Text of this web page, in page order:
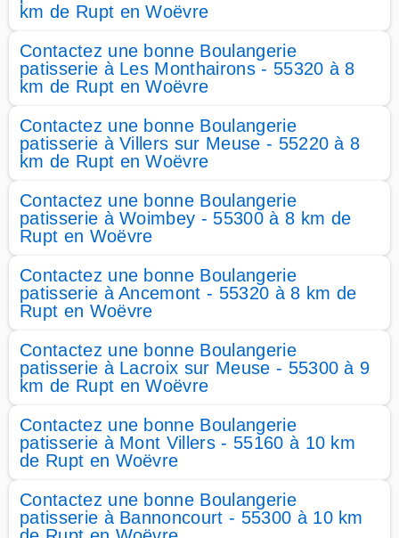
km de Rupt en Woëvre
Contactez une bonne Boulangerie
patisserie à Les Monthairons - 55320 à 8
km de Rupt en Woëvre
Contactez une bonne Boulangerie
patisserie à Villers sur Meuse - 55220 à 8
km de Rupt en Woëvre
Contactez une bonne Boulangerie
patisserie à Woimbey - 55300 à 8 km de
Rupt en Woëvre
Contactez une bonne Boulangerie
patisserie à Ancemont - 55320 à 8 km de
Rupt en Woëvre
Contactez une bonne Boulangerie
patisserie à Lacroix sur Meuse - 55300 à 9
km de Rupt en Woëvre
Contactez une bonne Boulangerie
patisserie à Mont Villers - 55160 à 10 km
de Rupt en Woëvre
Contactez une bonne Boulangerie
patisserie à Bannoncourt - 55300 à 10 km